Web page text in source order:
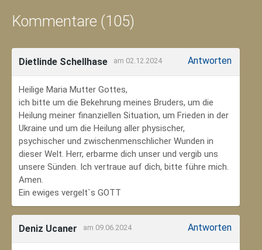
Kommentare (105)
Dietlinde Schellhase am 02.12.2024 Antworten
Heilige Maria Mutter Gottes,
ich bitte um die Bekehrung meines Bruders, um die
Heilung meiner finanziellen Situation, um Frieden in der
Ukraine und um die Heilung aller physischer,
psychischer und zwischenmenschlicher Wunden in
dieser Welt. Herr, erbarme dich unser und vergib uns
unsere Sünden. Ich vertraue auf dich, bitte führe mich.
Amen.
Ein ewiges vergelt`s GOTT
Deniz Ucaner am 09.06.2024 Antworten